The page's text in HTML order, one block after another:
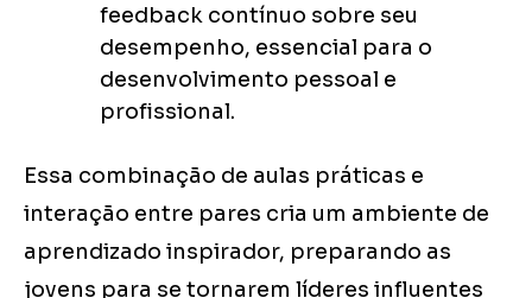
feedback contínuo sobre seu
desempenho, essencial para o
desenvolvimento pessoal e
profissional.
Essa combinação de aulas práticas e
interação entre pares cria um ambiente de
aprendizado inspirador, preparando as
jovens para se tornarem líderes influentes